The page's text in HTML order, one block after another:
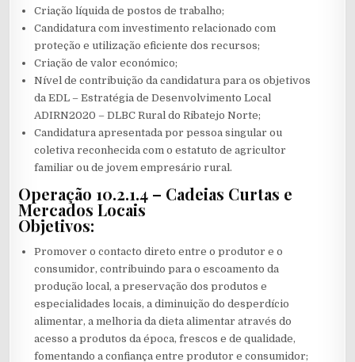
Criação líquida de postos de trabalho;
Candidatura com investimento relacionado com
proteção e utilização eficiente dos recursos;
Criação de valor económico;
Nível de contribuição da candidatura para os objetivos
da EDL – Estratégia de Desenvolvimento Local
ADIRN2020 – DLBC Rural do Ribatejo Norte;
Candidatura apresentada por pessoa singular ou
coletiva reconhecida com o estatuto de agricultor
familiar ou de jovem empresário rural.
Operação 10.2.1.4 – Cadeias Curtas e
Mercados Locais
Objetivos:
Promover o contacto direto entre o produtor e o
consumidor, contribuindo para o escoamento da
produção local, a preservação dos produtos e
especialidades locais, a diminuição do desperdício
alimentar, a melhoria da dieta alimentar através do
acesso a produtos da época, frescos e de qualidade,
fomentando a confiança entre produtor e consumidor;